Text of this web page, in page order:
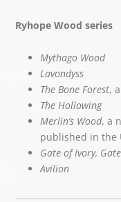
Ryhope Wood series
Mythago Wood
Lavondyss
The Bone Forest,
The Hollowing
Merlin’s Wood, a
published in the
Gate of Ivory,
Avilion